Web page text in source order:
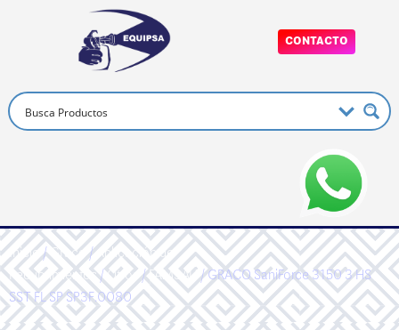
CONTACTO
Inicio/Graco/Aplicación de
Recubrimientos/Otros/FAM3AU/ GRACO SaniForce 3150 3 HS
SST FL SP SP3F.0080